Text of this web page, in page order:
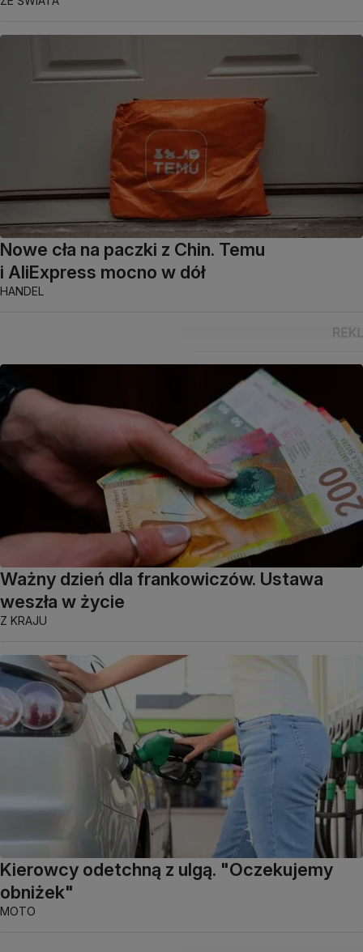
Nowe cła na paczki z Chin. Temu
i AliExpress mocno w dół
HANDEL
Ważny dzień dla frankowiczów. Ustawa
weszła w życie
Z KRAJU
Kierowcy odetchną z ulgą. "Oczekujemy
obniżek"
MOTO